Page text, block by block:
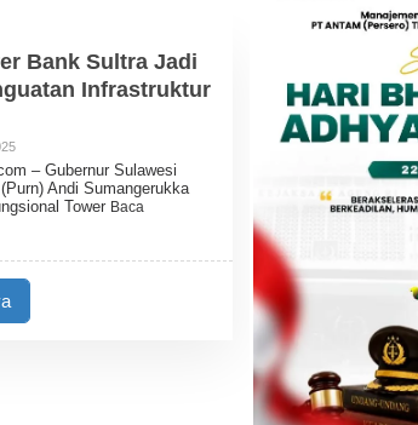
Bank Sultra Jadi
Infrastruktur
O
E
H
B
E
T
– Gubernur Sulawesi
Andi Sumangerukka
Tower Baca